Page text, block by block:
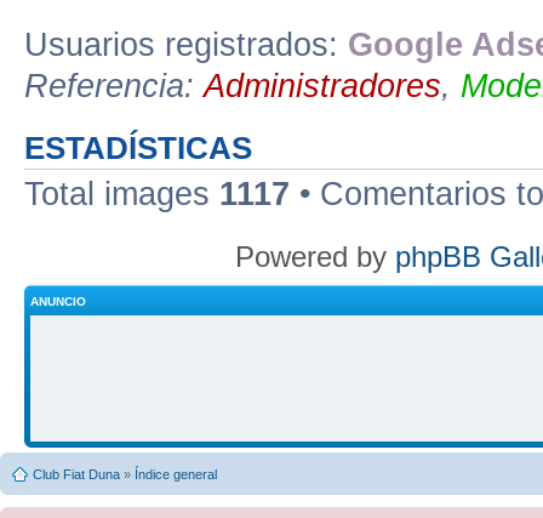
Usuarios registrados: Google
Referencia:Administradores,
ESTADÍSTICAS
Total images 1117 • Comentarios
Powered by phpBB
ANUNCIO
Club Fiat Duna » Índice general